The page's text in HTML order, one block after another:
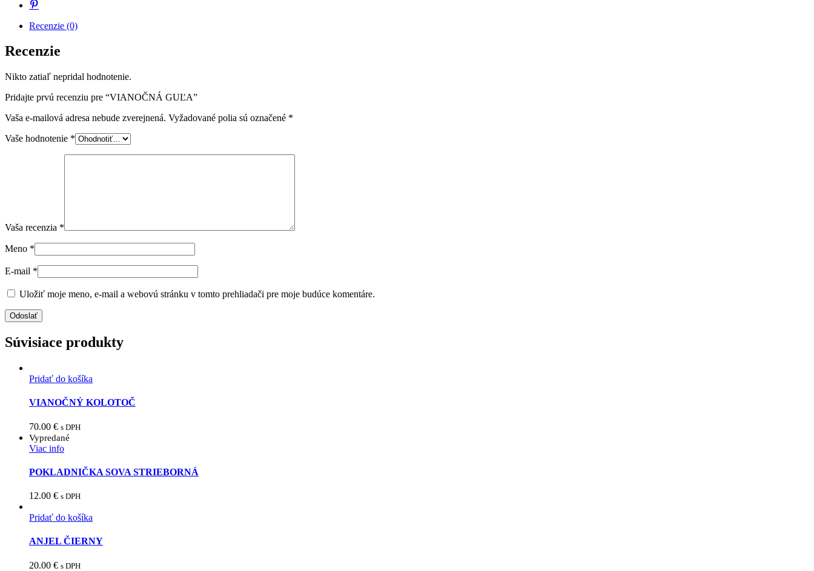
Recenzie (0)
Recenzie
Nikto zatiaľ nepridal hodnotenie.
Pridajte prvú recenziu pre “VIANOČNÁ GUĽA”
Vaša e-mailová adresa nebude zverejnená. Vyžadované polia sú označené *
Vaše hodnotenie *
Vaša recenzia *
Meno *
E-mail *
Uložiť moje meno, e-mail a webovú stránku v tomto prehliadači pre moje budúce komentáre.
Súvisiace produkty
Pridať do košíka
VIANOČNÝ KOLOTOČ
70.00 € s DPH
Vypredané
Viac info
POKLADNIČKA SOVA STRIEBORNÁ
12.00 € s DPH
Pridať do košíka
ANJEL ČIERNY
20.00 € s DPH